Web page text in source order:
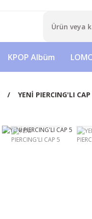
KPOP Albüm
YENİ PIERCING'LI CAP